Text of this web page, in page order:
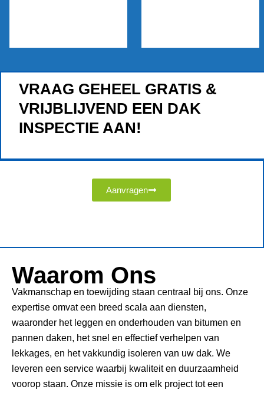
VRAAG GEHEEL GRATIS &
VRIJBLIJVEND EEN DAK
INSPECTIE AAN!
Aanvragen
Waarom Ons
Vakmanschap en toewijding staan centraal bij ons. Onze
expertise omvat een breed scala aan diensten,
waaronder het leggen en onderhouden van bitumen en
pannen daken, het snel en effectief verhelpen van
lekkages, en het vakkundig isoleren van uw dak. We
leveren een service waarbij kwaliteit en duurzaamheid
voorop staan. Onze missie is om elk project tot een